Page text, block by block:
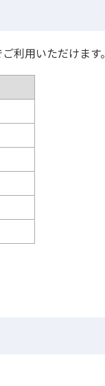
利用いただけます。